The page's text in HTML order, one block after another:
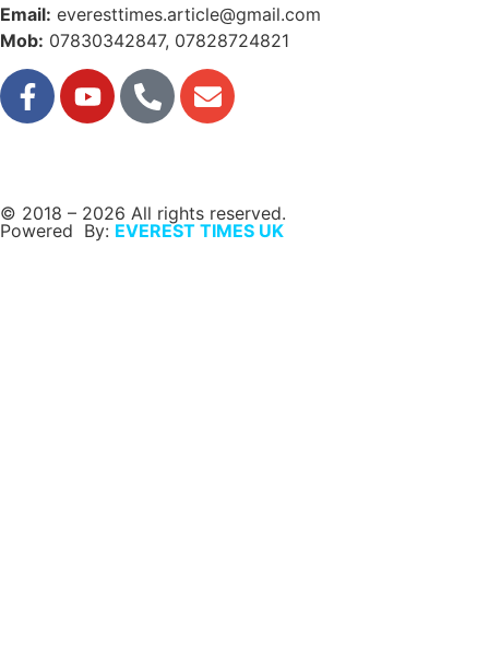
Email: everesttimes.article@gmail.com
Mob: 07830342847, 07828724821
© 2018 – 2026 All rights reserved.
Powered By: EVEREST TIMES UK